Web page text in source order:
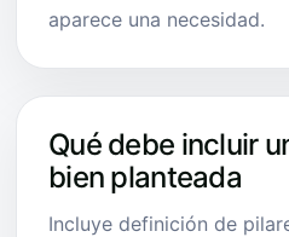
aparece una necesidad.
Qué debe incluir
bien planteada
Incluye definición de